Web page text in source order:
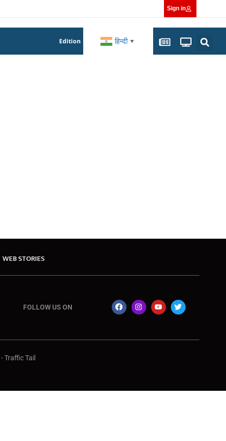
Sign in
Edition हिन्दी ▼
WEB STORIES
FOLLOW US ON
-Traffic Tail